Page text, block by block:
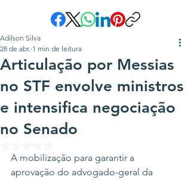
Articulação por Messias
no STF envolve ministros
e intensifica negociação
no Senado
Adilson Silva
28 de abr. 1 min de leitura
A mobilização para garantir a
aprovação do advogado-geral da